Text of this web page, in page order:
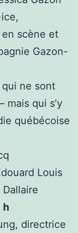
en scène et
Gazon-
ne sont
mais qui s’y
québécoise
Louis
Dallaire
h
directrice